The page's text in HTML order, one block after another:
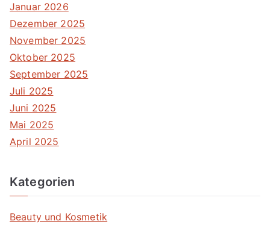
Januar 2026
Dezember 2025
November 2025
Oktober 2025
September 2025
Juli 2025
Juni 2025
Mai 2025
April 2025
Kategorien
Beauty und Kosmetik